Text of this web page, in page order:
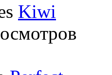
Kiwi